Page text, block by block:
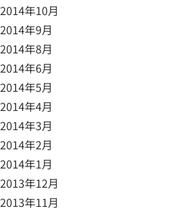
2014年10月
2014年9月
2014年8月
2014年6月
2014年5月
2014年4月
2014年3月
2014年2月
2014年1月
2013年12月
2013年11月